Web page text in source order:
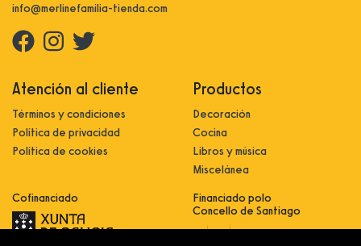
info@merlinefamilia-tienda.com
Atención al cliente
Términos y condiciones
Política de privacidad
Política de cookies
Productos
Decoración
Cocina
Libros y música
Miscelánea
Cofinanciado
Financiado polo
Concello de Santiago